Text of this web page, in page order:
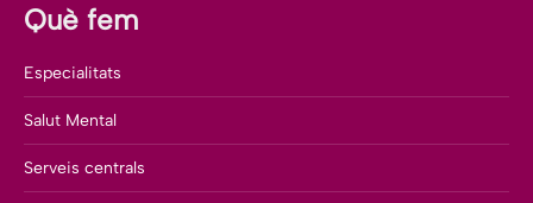
Què fem
Especialitats
Salut Mental
Serveis centrals